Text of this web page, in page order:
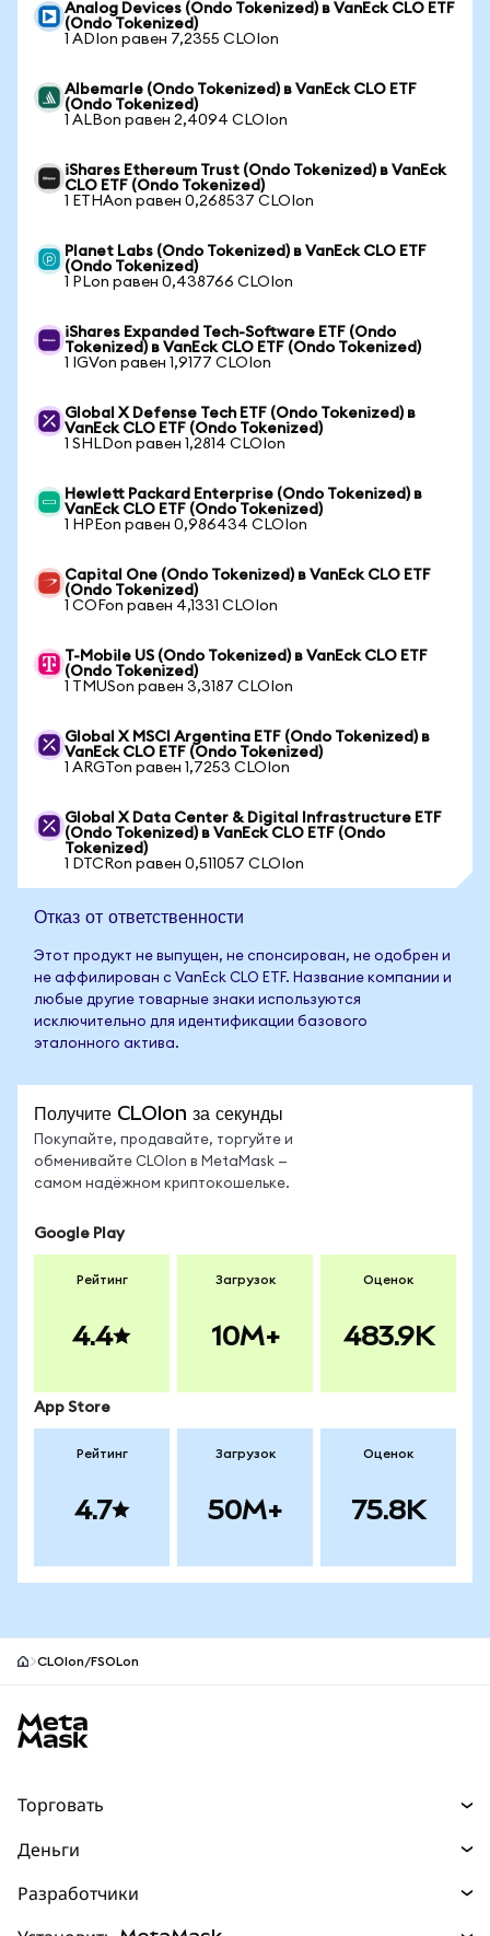
Analog Devices (Ondo Tokenized) в VanEck CLO ETF
(Ondo Tokenized)
1 ADIon равен 7,2355 CLOIon
Albemarle (Ondo Tokenized) в VanEck CLO ETF
(Ondo Tokenized)
1 ALBon равен 2,4094 CLOIon
iShares Ethereum Trust (Ondo Tokenized) в VanEck
CLO ETF (Ondo Tokenized)
1 ETHAon равен 0,268537 CLOIon
Planet Labs (Ondo Tokenized) в VanEck CLO ETF
(Ondo Tokenized)
1 PLon равен 0,438766 CLOIon
iShares Expanded Tech-Software ETF (Ondo
Tokenized) в VanEck CLO ETF (Ondo Tokenized)
1 IGVon равен 1,9177 CLOIon
Global X Defense Tech ETF (Ondo Tokenized) в
VanEck CLO ETF (Ondo Tokenized)
1 SHLDon равен 1,2814 CLOIon
Hewlett Packard Enterprise (Ondo Tokenized) в
VanEck CLO ETF (Ondo Tokenized)
1 HPEon равен 0,986434 CLOIon
Capital One (Ondo Tokenized) в VanEck CLO ETF
(Ondo Tokenized)
1 COFon равен 4,1331 CLOIon
T-Mobile US (Ondo Tokenized) в VanEck CLO ETF
(Ondo Tokenized)
1 TMUSon равен 3,3187 CLOIon
Global X MSCI Argentina ETF (Ondo Tokenized) в
VanEck CLO ETF (Ondo Tokenized)
1 ARGTon равен 1,7253 CLOIon
Global X Data Center & Digital Infrastructure ETF
(Ondo Tokenized) в VanEck CLO ETF (Ondo
Tokenized)
1 DTCRon равен 0,511057 CLOIon
Отказ от ответственности
Этот продукт не выпущен, не спонсирован, не одобрен и
не аффилирован с VanEck CLO ETF. Название компании и
любые другие товарные знаки используются
исключительно для идентификации базового
эталонного актива.
Получите CLOIon за секунды
Покупайте, продавайте, торгуйте и
обменивайте CLOIon в MetaMask —
самом надёжном криптокошельке.
Google Play
Рейтинг
4.4
Загрузок
10M+
Оценок
483.9K
App Store
Рейтинг
4.7
Загрузок
50M+
Оценок
75.8K
CLOIon/FSOLon
Торговать
Прогнозы
Деньги
Разработчики